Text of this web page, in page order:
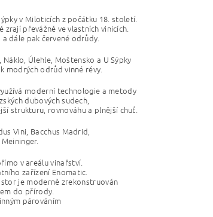
v Miloticích z počátku 18. století.
převážně ve vlastních vinicích.
a dále pak červené odrůdy.
Úlehle, Moštensko a U Sýpky
modrých odrůd vinné révy.
moderní technologie a metody
dubových sudech,
strukturu, rovnováhu a plnější chuť.
Vini, Bacchus Madrid,
v areálu vinařství.
zařízení Enomatic.
je moderně zrekonstruován
do přírody.
párováním